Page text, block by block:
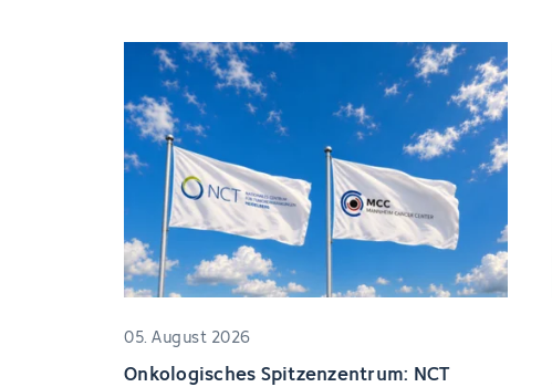
05. August 2026
Onkologisches Spitzenzentrum: NCT